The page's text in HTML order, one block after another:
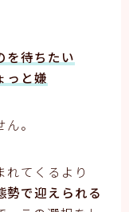
を待ちたい
っと嫌
。
れてくるより
勢で迎えられる